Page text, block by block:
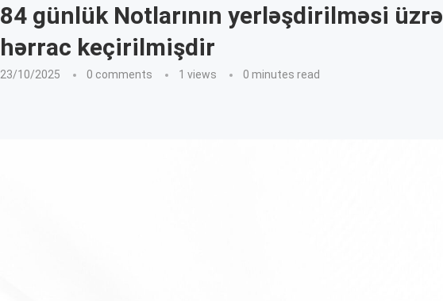
84 günlük Notlarının yerləşdirilməsi üzrə
hərrac keçirilmişdir
23/10/2025 0 comments 1 views 0 minutes read